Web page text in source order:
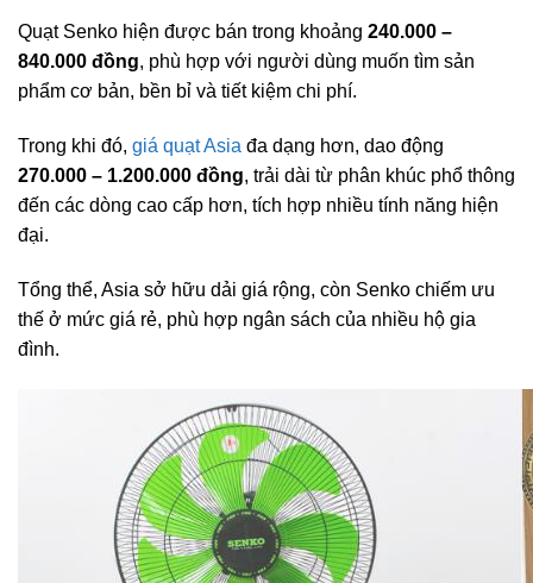
Quạt Senko hiện được bán trong khoảng 240.000 –
840.000 đồng, phù hợp với người dùng muốn tìm sản
phẩm cơ bản, bền bỉ và tiết kiệm chi phí.
Trong khi đó, giá quạt Asia đa dạng hơn, dao động
270.000 – 1.200.000 đồng, trải dài từ phân khúc phổ thông
đến các dòng cao cấp hơn, tích hợp nhiều tính năng hiện
đại.
Tổng thể, Asia sở hữu dải giá rộng, còn Senko chiếm ưu
thế ở mức giá rẻ, phù hợp ngân sách của nhiều hộ gia
đình.